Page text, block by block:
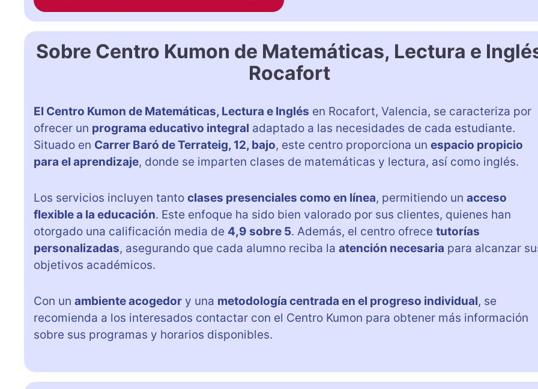
Sobre Centro Kumon de Matemáticas, Lectura e
Rocafort
El Centro Kumon de Matemáticas, Lectura e Inglés en Rocafort, Valencia, se caracteriza por
ofrecer un programa educativo integral adaptado a las necesidades de cada estudiante.
Situado en Carrer Baró de Terrateig, 12, bajo, este centro proporciona un espacio propicio
para el aprendizaje, donde se imparten clases de matemáticas y lectura, así como inglés.
Los servicios incluyen tanto clases presenciales como en línea, permitiendo un acceso
flexible a la educación. Este enfoque ha sido bien valorado por sus clientes, quienes han
otorgado una calificación media de 4,9 sobre 5. Además, el centro ofrece tutorías
personalizadas, asegurando que cada alumno reciba la atención necesaria para alcanzar
objetivos académicos.
Con un ambiente acogedor y una metodología centrada en el progreso individual, se
recomienda a los interesados contactar con el Centro Kumon para obtener más información
sobre sus programas y horarios disponibles.